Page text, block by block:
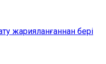
жарияланғаннан бері